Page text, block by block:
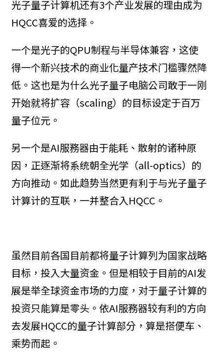
光子量子计算机还有3个产业发展的理由成为
HQCC喜爱的选择。
一个是光子的QPU制程与半导体兼容，这使
得一个新兴技术的商业化量产技术门槛骤然降
低。这也是为什么光子量子电脑公司敢于一刚
开始就将扩容（scaling）的目标设定于百万
量子位元。
另一个是AI服務器由于能耗、散射的诸种原
因，正逐渐将系统朝全光学（all-optics）的
方向推动。如此趋势当然更有利于与光子量子
计算计的互联，一并整合入HQCC。
虽然目前各国目前都将量子计算列为国家战略
目标，投入大量资金。但是相较于目前的AI发
展是举全球资金市场的力度，对于量子计算的
投资只能算是零头。依AI服務器较有利的方向
去发展HQCC的量子计算部分，算是搭便车、
乘势而起。